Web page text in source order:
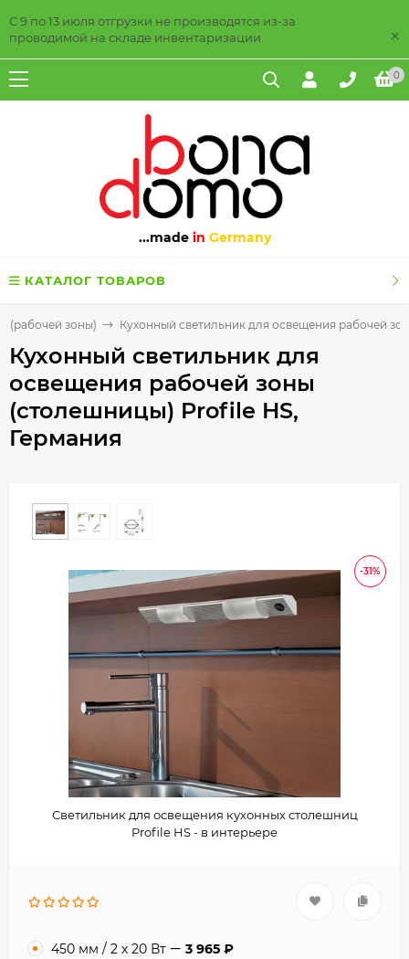
С 9 по 13 июля отгрузки не производятся из-за
проводимой на складе инвентаризации.
×
0
...made in Germany
КАТАЛОГ ТОВАРОВ
(рабочей зоны) Кухонный светильник для освещения рабочей
Кухонный светильник для
освещения рабочей зоны
(столешницы) Profile HS,
Германия
-31%
Светильник для освещения кухонных столешниц
Profile HS - в интерьере
450 мм / 2 х 20 Вт 3 965 ₽